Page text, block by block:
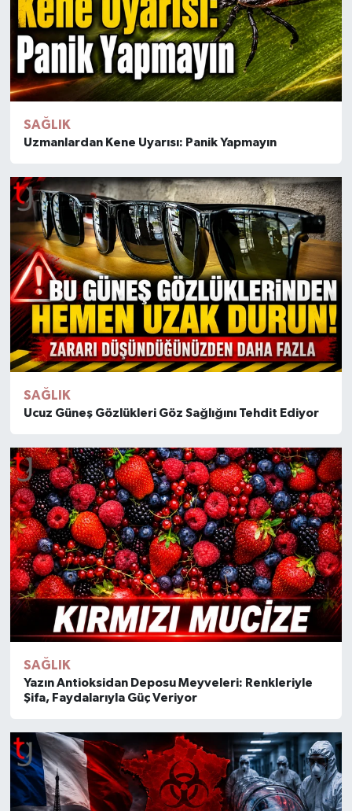
SAĞLIK
Uzmanlardan Kene Uyarısı: Panik Yapmayın
SAĞLIK
Ucuz Güneş Gözlükleri Göz Sağlığını Tehdit Ediyor
SAĞLIK
Yazın Antioksidan Deposu Meyveleri: Renkleriyle
Şifa, Faydalarıyla Güç Veriyor